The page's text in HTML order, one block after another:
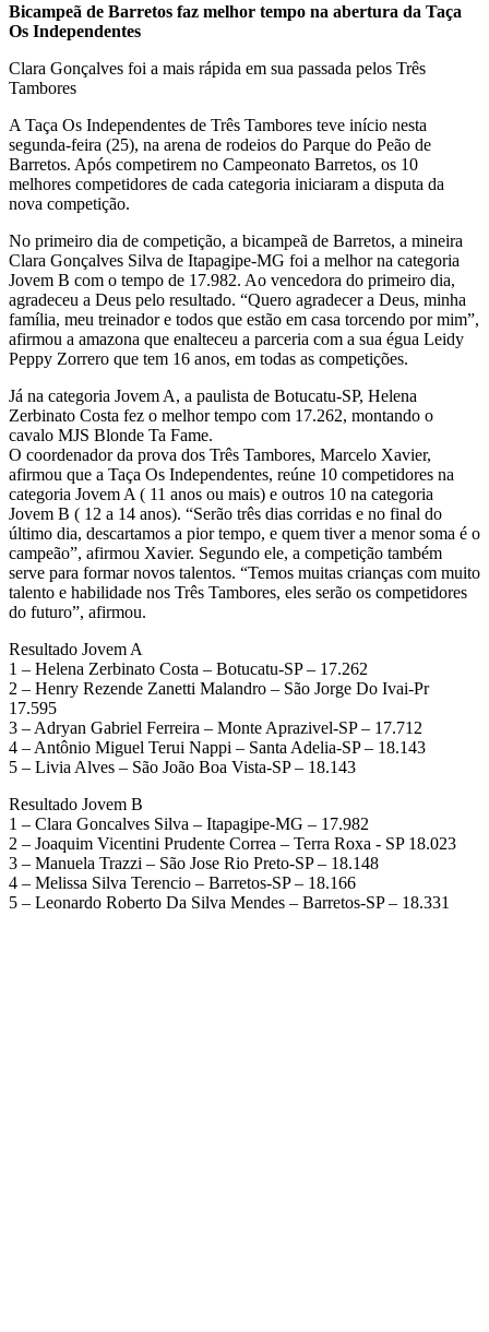
Bicampeã de Barretos faz melhor tempo na abertura da Taça
Os Independentes
Clara Gonçalves foi a mais rápida em sua passada pelos Três
Tambores
A Taça Os Independentes de Três Tambores teve início nesta
segunda-feira (25), na arena de rodeios do Parque do Peão de
Barretos. Após competirem no Campeonato Barretos, os 10
melhores competidores de cada categoria iniciaram a disputa da
nova competição.
No primeiro dia de competição, a bicampeã de Barretos, a mineira
Clara Gonçalves Silva de Itapagipe-MG foi a melhor na categoria
Jovem B com o tempo de 17.982. Ao vencedora do primeiro dia,
agradeceu a Deus pelo resultado. “Quero agradecer a Deus, minha
família, meu treinador e todos que estão em casa torcendo por mim”,
afirmou a amazona que enalteceu a parceria com a sua égua Leidy
Peppy Zorrero que tem 16 anos, em todas as competições.
Já na categoria Jovem A, a paulista de Botucatu-SP, Helena
Zerbinato Costa fez o melhor tempo com 17.262, montando o
cavalo MJS Blonde Ta Fame.
O coordenador da prova dos Três Tambores, Marcelo Xavier,
afirmou que a Taça Os Independentes, reúne 10 competidores na
categoria Jovem A ( 11 anos ou mais) e outros 10 na categoria
Jovem B ( 12 a 14 anos). “Serão três dias corridas e no final do
último dia, descartamos a pior tempo, e quem tiver a menor soma é o
campeão”, afirmou Xavier. Segundo ele, a competição também
serve para formar novos talentos. “Temos muitas crianças com muito
talento e habilidade nos Três Tambores, eles serão os competidores
do futuro”, afirmou.
Resultado Jovem A
1 – Helena Zerbinato Costa – Botucatu‐SP – 17.262
2 – Henry Rezende Zanetti Malandro – São Jorge Do Ivai‐Pr
17.595
3 – Adryan Gabriel Ferreira – Monte Aprazivel‐SP – 17.712
4 – Antônio Miguel Terui Nappi – Santa Adelia‐SP – 18.143
5 – Livia Alves – São João Boa Vista‐SP – 18.143
Resultado Jovem B
1 – Clara Goncalves Silva – Itapagipe‐MG – 17.982
2 – Joaquim Vicentini Prudente Correa – Terra Roxa ‐ SP 18.023
3 – Manuela Trazzi – São Jose Rio Preto‐SP – 18.148
4 – Melissa Silva Terencio – Barretos‐SP – 18.166
5 – Leonardo Roberto Da Silva Mendes – Barretos‐SP – 18.331